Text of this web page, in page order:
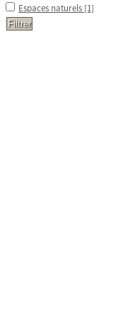
Espaces naturels [1]